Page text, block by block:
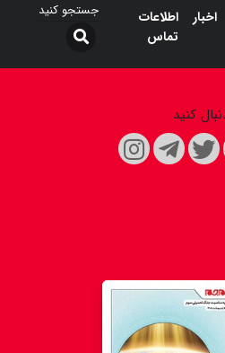
اخبار
اطلاعات
تماس
کنید